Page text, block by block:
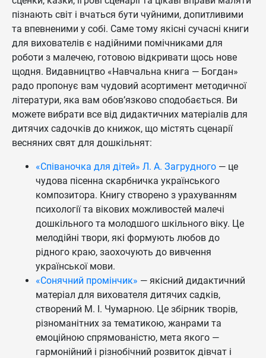
пізнають світ і вчаться бути чуйними, допитливими
та впевненими у собі. Саме тому якісні сучасні книги
для вихователів є надійними помічниками для
роботи з малечею, готовою відкривати щось нове
щодня. Видавництво «Навчальна книга — Богдан»
радо пропонує вам чудовий асортимент методичної
літератури, яка вам обов’язково сподобається. Ви
можете вибрати все від дидактичних матеріалів для
дитячих садочків до книжок, що містять сценарії
весняних свят для дошкільнят:
«Співаночка для дітей» Л. А. Загрудного — це
чудова пісенна скарбничка українського
композитора. Книгу створено з урахуванням
психології та вікових можливостей малечі
дошкільного та молодшого шкільного віку. Це
мелодійні твори, які формують любов до
рідного краю, заохочують до вивчення
української мови.
«Сонячний промінчик» — якісний дидактичний
матеріал для вихователя дитячих садків,
створений М. І. Чумарною. Це збірник творів,
різноманітних за тематикою, жанрами та
емоційною спрямованістю, мета якого —
гармонійний і різнобічний розвиток дівчат і